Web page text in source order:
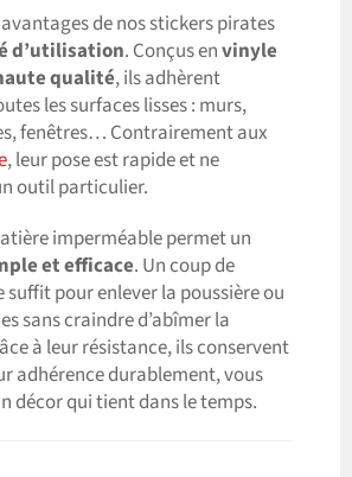
de nos stickers pirates
d’utilisation. Conçus envinyle
qualité, ils adhèrent
les surfaces lisses : murs,
fenêtres… Contrairement aux
, leur pose est rapide et ne
outil particulier.
imperméable permet un
et efficace. Un coup de
pour enlever la poussière ou
sans craindre d’abîmer la
à leur résistance, ils conservent
adhérence durablement, vous
décor qui tient dans le temps.